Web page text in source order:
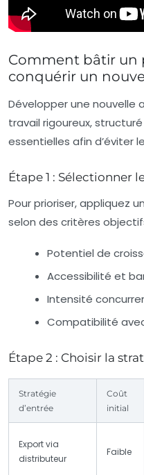
Comment bâtir un
conquérir un
Développer une nouvelle
travail rigoureux,
essentielles afin d’éviter
Étape 1 : Sélectionner
Pour prioriser, appliquez
selon des critères
Potentiel de
Accessibilité et
Intensité
Compatibilité
Étape 2 : Choisir la
Stratégie
d’entrée
Coût
initial
Export via
distributeur
Faible